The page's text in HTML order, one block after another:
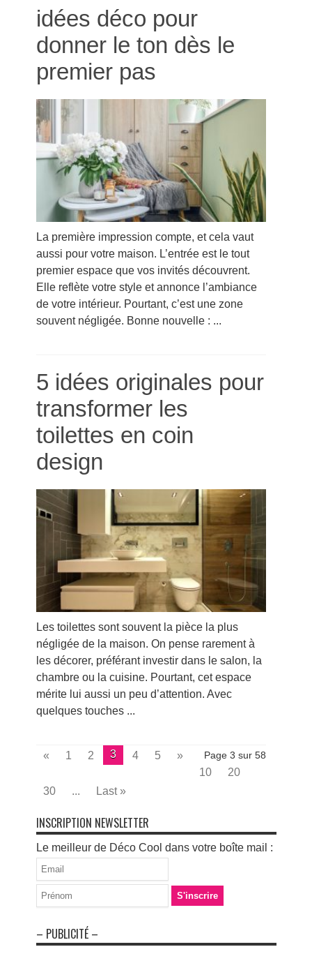
idées déco pour
donner le ton dès le
premier pas
La première impression compte, et cela vaut
aussi pour votre maison. L’entrée est le tout
premier espace que vos invités découvrent.
Elle reflète votre style et annonce l’ambiance
de votre intérieur. Pourtant, c’est une zone
souvent négligée. Bonne nouvelle : ...
5 idées originales pour
transformer les
toilettes en coin
design
Les toilettes sont souvent la pièce la plus
négligée de la maison. On pense rarement à
les décorer, préférant investir dans le salon, la
chambre ou la cuisine. Pourtant, cet espace
mérite lui aussi un peu d’attention. Avec
quelques touches ...
Page 3 sur 58
« 1 2 3 4 5
»
10
20
30
... Last »
INSCRIPTION NEWSLETTER
Le meilleur de Déco Cool dans votre boîte mail :
– PUBLICITÉ –